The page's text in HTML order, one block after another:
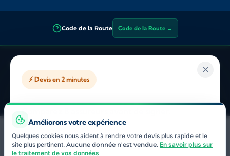
Code de la Route Code de la Route →
✕
⚡ Devis en 2 minutes
Courtier ORIAS indépendant
Profils difficiles acceptés (résilié, malussé, jeune
conducteur)
Améliorons votre expérience
Quelques cookies nous aident à rendre votre devis plus rapide et le
site plus pertinent. Aucune donnée n'est vendue. En savoir plus sur
le traitement de vos données
Integra Assurance
— Courtier en assurance indépendant inscrit à
l’ORIAS sous le n° 25 002 890
supervision de l’
(Autorité de Contrôle Prudentiel et de